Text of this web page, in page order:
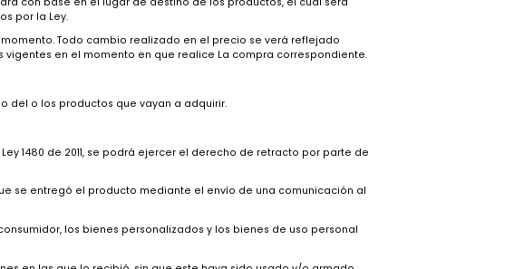
de todas las cantidades debidas en relación con los mismos, incluidos
la definición contenida en la cláusula 7 anterior), si ésta tuviese lugar en un
en cuanto al suministro de productos o si no quedan artículos en stock, esta
o a solicitud del usuario, se reembolsará cualquier cantidad que pudiera
se calculará con base en el lugar de destino de los productos, el cual será
establecidos por la Ley.
cualquier momento. Todo cambio realizado en el precio se verá reflejado